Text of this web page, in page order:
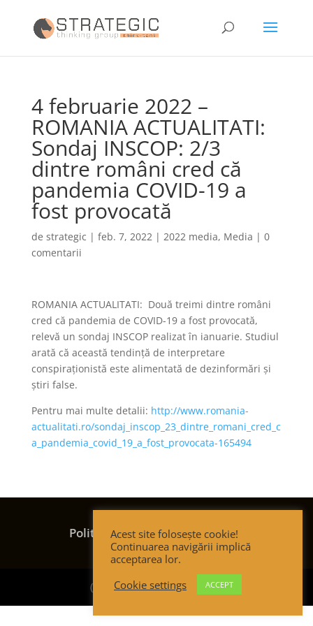
4 februarie 2022 –
ROMANIA ACTUALITATI:
Sondaj INSCOP: 2/3
dintre români cred că
pandemia COVID-19 a
fost provocată
de strategic | feb. 7, 2022| 2022 media, Media | 0
comentarii
ROMANIA ACTUALITATI: Două treimi dintre români
cred că pandemia de COVID-19 a fost provocată,
relevă un sondaj INSCOP realizat în ianuarie. Studiul
arată că această tendinţă de interpretare
conspiraţionistă este alimentată de dezinformări şi
ştiri false.
Pentru mai multe detalii: http://www.romania-
actualitati.ro/sondaj_inscop_23_dintre_romani_cred_c
a_pandemia_covid_19_a_fost_provocata-165494
Politica de confidențialitate
Politica de cookies
(c) Strategic Thinking Group
Acest site folosește cookie!
Continuarea navigării implică
acceptarea lor.
Cookie settings
ACCEPT